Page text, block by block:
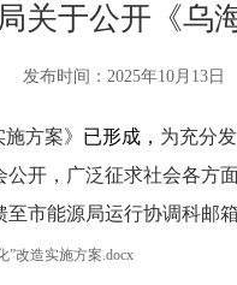
关于公开《乌
发布时间：2025年10月13日
方案》 已形成， 为充分
开，广泛征求社会各方
市能源局运行协调科邮
”改造实施方案.docx